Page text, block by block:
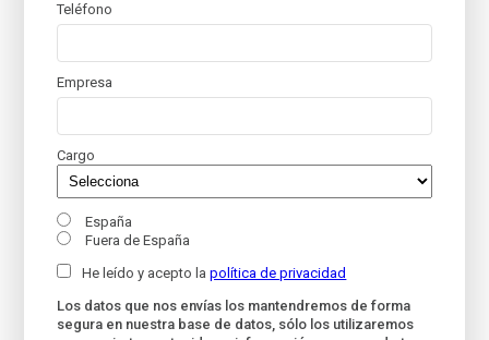
Teléfono
Empresa
Cargo
España
Fuera de España
He leído y acepto lapolítica de privacidad
Los datos que nos envías los mantendremos de forma
segura en nuestra base de datos, sólo los utilizaremos